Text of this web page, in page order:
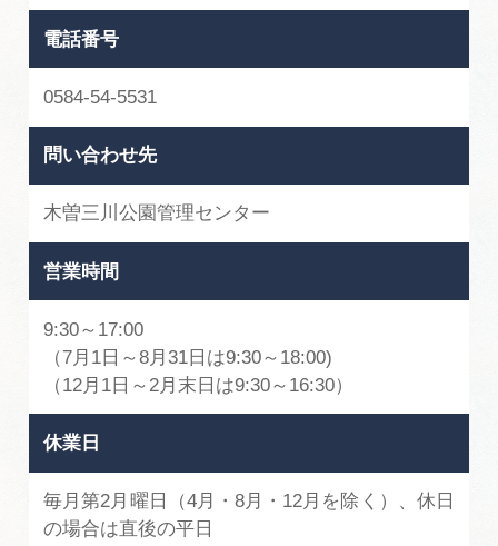
電話番号
0584-54-5531
問い合わせ先
木曽三川公園管理センター
営業時間
9:30～17:00
（7月1日～8月31日は9:30～18:00)
（12月1日～2月末日は9:30～16:30）
休業日
毎月第2月曜日（4月・8月・12月を除く）、休日
の場合は直後の平日